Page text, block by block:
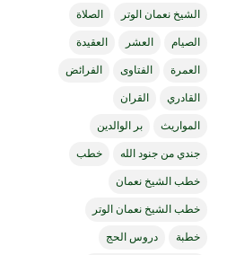
الشيخ نعمان الوتر الصلاة
الصيام العشر العقيدة
العمرة الفتاوى الفرائض
القادري القران
المواريث بر الوالدين
جندي من جنود الله خطب
خطب الشيخ نعمان
خطب الشيخ نعمان الوتر
خطبة دروس الحج